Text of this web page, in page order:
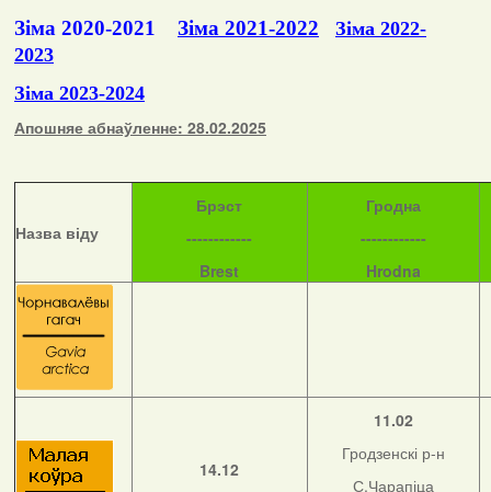
Зіма 2020-2021 Зіма 2021-2022
Зіма 2022-
2023
Зіма 2023-2024
Апошняе абнаўленне: 28.02.2025
Назва віду
Брэст
------------
Brest
Гродна
------------
Hrodna
14.12
11.02
Гродзенскі р-н
С.Чарапіца